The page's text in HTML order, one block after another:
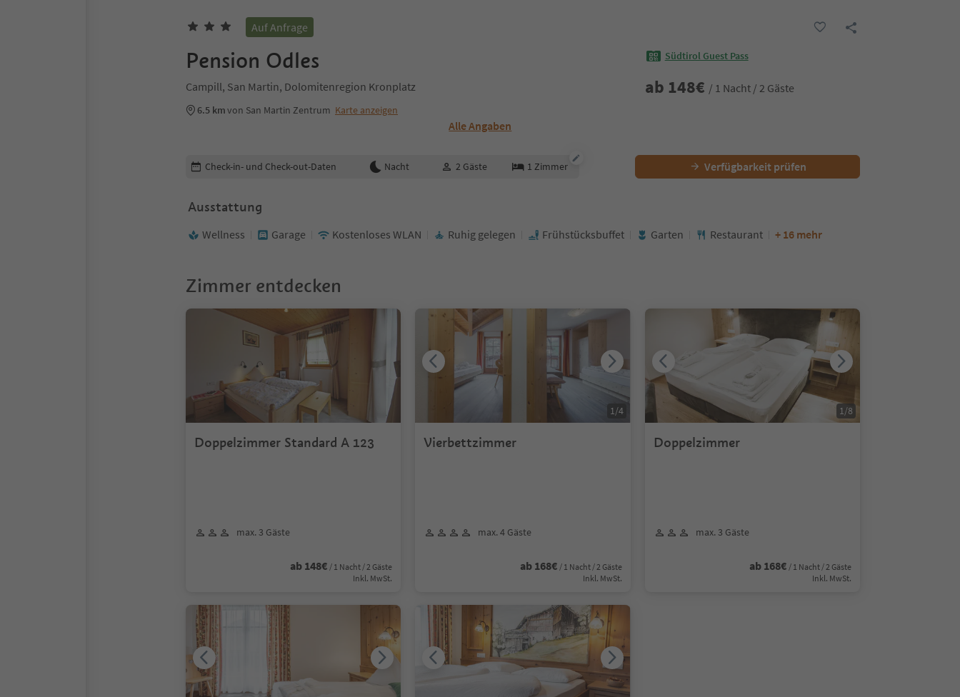
Auf Anfrage
Pension Odles
Campill, San Martin, Dolomitenregion Kronplatz
6.5 kmvon San Martin Zentrum Karte anzeigen
Alle Angaben
Südtirol Guest Pass
ab 148€ / 1 Nacht / 2 Gäste
Buchungsdetails bearbeiten
Check-in- und Check-out-Daten Nacht 2 Gäste 1 Zimmer Verfügbarkeit prüfen
Ausstattung
Wellness Garage Kostenloses WLAN Ruhig gelegen Frühstücksbuffet Garten Restaurant + 16 mehr
Zimmer entdecken
Doppelzimmer Standard A 123
max. 3 Gäste
ab 148€ / 1 Nacht / 2 Gäste
Inkl. MwSt.
Vierbettzimmer
max. 4 Gäste
ab 168€ / 1 Nacht / 2 Gäste
Inkl. MwSt.
1/4
Doppelzimmer
max. 3 Gäste
ab 168€ / 1 Nacht / 2 Gäste
Inkl. MwSt.
1/8